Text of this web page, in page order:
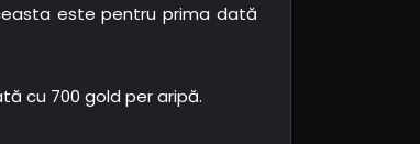
este pentru prima dată
cu 700 gold per aripă.